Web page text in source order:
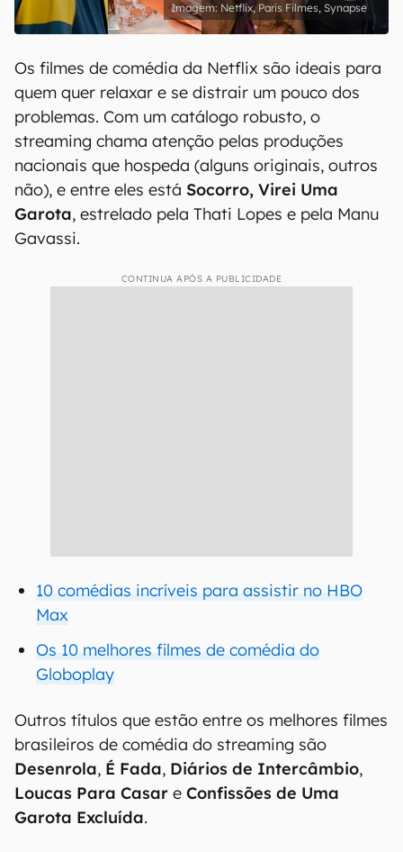
Netflix, Paris Filmes, Synapse
Os filmes de comédia da Netflix são ideais para
quem quer relaxar e se distrair um pouco dos
problemas. Com um catálogo robusto, o
streaming chama atenção pelas produções
nacionais que hospeda (alguns originais, outros
não), e entre eles está Socorro, Virei Uma
Garota, estrelado pela Thati Lopes e pela Manu
Gavassi.
CONTINUA APÓS A PUBLICIDADE
10 comédias incríveis para assistir no HBO
Max
Os 10 melhores filmes de comédia do
Globoplay
Outros títulos que estão entre os melhores filmes
brasileiros de comédia do streaming são
Desenrola, É Fada, Diários de Intercâmbio,
Loucas Para Casar e Confissões de Uma
Garota Excluída.